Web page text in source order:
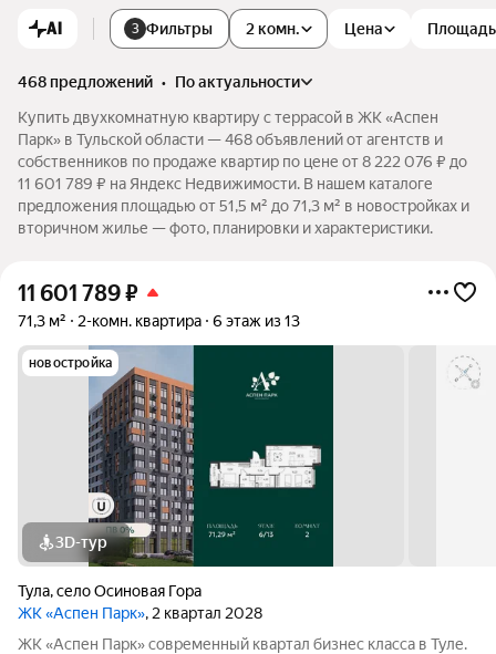
AI 3 Фильтры 2 комн. Цена Площадь
468 предложений •
по актуальности
Купить двухкомнатную квартиру с террасой в ЖК «Аспен
Парк» в Тульской области — 468 объявлений от агентств и
собственников по продаже квартир по цене от 8 222 076 ₽ до
11 601 789 ₽ на Яндекс Недвижимости. В нашем каталоге
предложения площадью от 51,5 м² до 71,3 м² в новостройках и
вторичном жилье — фото, планировки и характеристики.
11 601 789₽
71,3 м² 2-комн. квартира 6 этаж из 13
новостройка
3D-тур
Тула,село Осиновая Гора
ЖК «Аспен Парк», 2 квартал 2028
ЖК «Аспен Парк» современный квартал бизнес класса в Туле.